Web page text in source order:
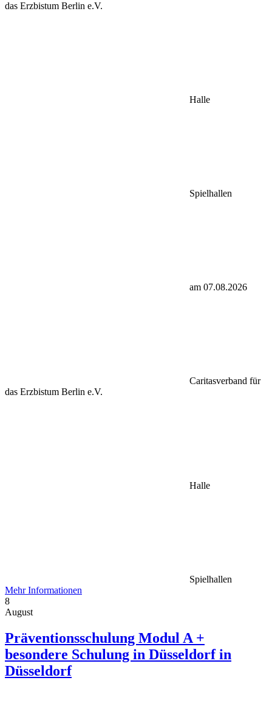
das Erzbistum Berlin e.V.
Halle
Spielhallen
am 07.08.2026
Caritasverband für
das Erzbistum Berlin e.V.
Halle
Spielhallen
Mehr Informationen
8
August
Präventionsschulung Modul A +
besondere Schulung in Düsseldorf in
Düsseldorf